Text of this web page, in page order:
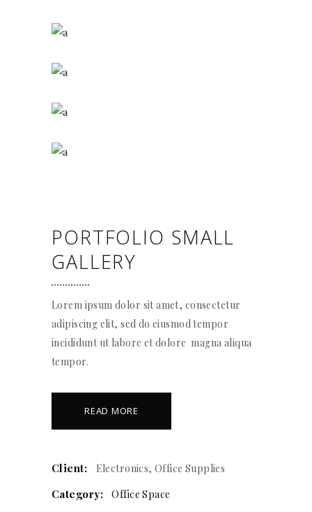
PORTFOLIO SMALL
GALLERY
Lorem ipsum dolor sit amet, consectetur
adipiscing elit, sed do eiusmod tempor
incididunt ut labore et dolore magna aliqua
tempor.
READ MORE
Client: Electronics, Office Supplies
Category: Office Space